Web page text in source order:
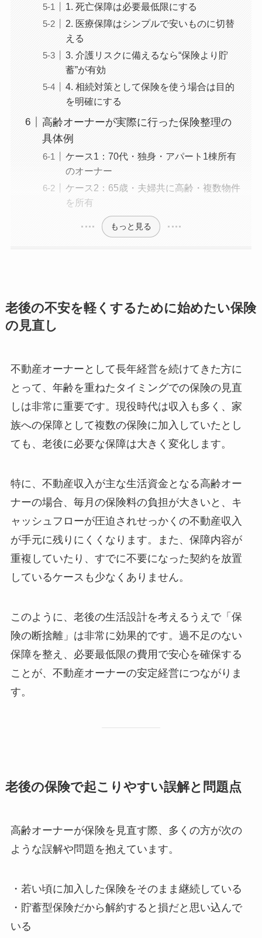
1. 死亡保障は必要最低限にする
2. 医療保障はシンプルで安いものに切替
える
3. 介護リスクに備えるなら“保険より貯
蓄”が有効
4. 相続対策として保険を使う場合は目的
を明確にする
高齢オーナーが実際に行った保険整理の
具体例
ケース1：70代・独身・アパート1棟所有
のオーナー
ケース2：65歳・夫婦共に高齢・複数物件
を所有
もっと見る
老後の不安を軽くするために始めたい保険
の見直し
不動産オーナーとして長年経営を続けてきた方に
とって、年齢を重ねたタイミングでの保険の見直
しは非常に重要です。現役時代は収入も多く、家
族への保障として複数の保険に加入していたとし
ても、老後に必要な保障は大きく変化します。
特に、不動産収入が主な生活資金となる高齢オー
ナーの場合、毎月の保険料の負担が大きいと、キ
ャッシュフローが圧迫されせっかくの不動産収入
が手元に残りにくくなります。また、保障内容が
重複していたり、すでに不要になった契約を放置
しているケースも少なくありません。
このように、老後の生活設計を考えるうえで「保
険の断捨離」は非常に効果的です。過不足のない
保障を整え、必要最低限の費用で安心を確保する
ことが、不動産オーナーの安定経営につながりま
す。
老後の保険で起こりやすい誤解と問題点
高齢オーナーが保険を見直す際、多くの方が次の
ような誤解や問題を抱えています。
・若い頃に加入した保険をそのまま継続している
・貯蓄型保険だから解約すると損だと思い込んで
いる